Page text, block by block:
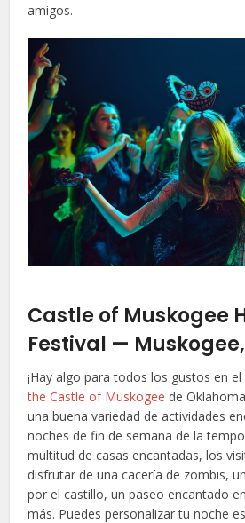
amigos.
Castle of Muskogee
Festival —
¡Hay algo para todos los gustos en el
the Castle of Muskogee de
una buena variedad de actividades
noches de fin de semana de la
multitud de casas encantadas, los
disfrutar de una cacería de zombis,
por el castillo, un paseo encantado
más. Puedes personalizar tu noche